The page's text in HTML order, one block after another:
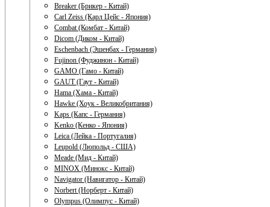
Breaker (Брикер - Китай)
Carl Zeiss (Карл Цейс - Япония)
Combat (Комбат - Китай)
Dicom (Диком - Китай)
Eschenbach (Эшенбах - Германия)
Fujinon (Фуджинон - Китай)
GAMO (Гамо - Китай)
GAUT (Гаут - Китай)
Hama (Хама - Китай)
Hawke (Хоук - Великобритания)
Kaps (Капс - Германия)
Kenko (Кенко - Япония)
Leica (Лейка - Португалия)
Leupold (Люпольд - США)
Meade (Мид - Китай)
MINOX (Минокс - Китай)
Navigator (Навигатор - Китай)
Norbert (Норберт - Китай)
Olympus (Олимпус - Китай)